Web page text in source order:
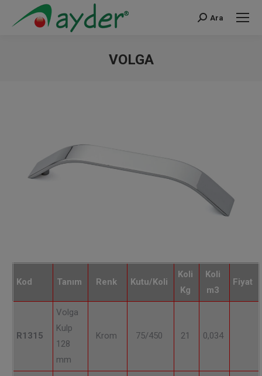
Search:
Ara
VOLGA
Kod Tanım Renk Kutu/Koli
Koli
Kg
Koli
m3
Fiyat
R1315
Volga
Kulp
128
mm
Krom 75/450 21 0,034